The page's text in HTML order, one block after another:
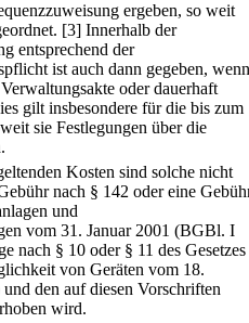
ergeben, so weit
[3] Innerhalb der
entsprechend der
ist auch dann gegeben, wenn
oder dauerhaft
gilt insbesondere für die bis zum
sie Festlegungen über die
Kosten sind solche nicht
nach § 142 oder eine
und
vom 31. Januar 2001 (BGBl. I
nach § 10 oder § 11 des Gesetzes
von Geräten vom 18.
den auf diesen Vorschriften
wird.